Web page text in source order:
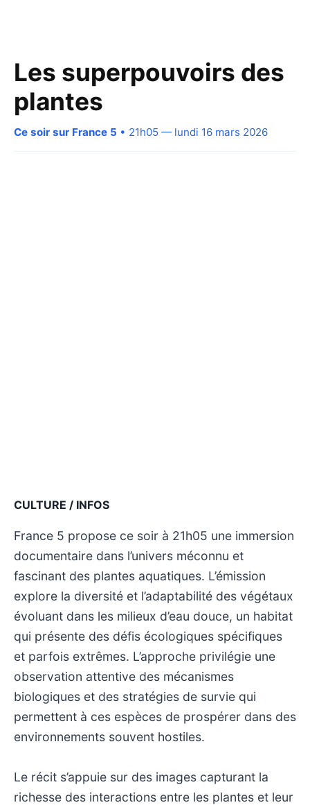
Les superpouvoirs des
plantes
Ce soir sur France 5 • 21h05 — lundi 16 mars 2026
CULTURE / INFOS
France 5 propose ce soir à 21h05 une immersion
documentaire dans l’univers méconnu et
fascinant des plantes aquatiques. L’émission
explore la diversité et l’adaptabilité des végétaux
évoluant dans les milieux d’eau douce, un habitat
qui présente des défis écologiques spécifiques
et parfois extrêmes. L’approche privilégie une
observation attentive des mécanismes
biologiques et des stratégies de survie qui
permettent à ces espèces de prospérer dans des
environnements souvent hostiles.
Le récit s’appuie sur des images capturant la
richesse des interactions entre les plantes et leur